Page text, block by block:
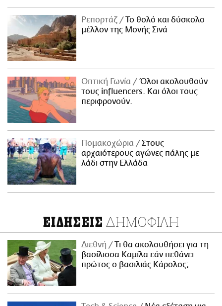
Ρεπορτάζ
Το θολό και δύσκολο
μέλλον της Μονής Σινά
Οπτική Γωνία
Όλοι ακολουθούν
τους influencers. Και όλοι τους
περιφρονούν.
Πομακοχώρια
Στους
αρχαιότερους αγώνες πάλης με
λάδι στην Ελλάδα
ΕΙΔΗΣΕΙΣ ΔΗΜΟΦΙΛΗ
Διεθνή
Τι θα ακολουθήσει για τη
βασίλισσα Καμίλα εάν πεθάνει
πρώτος ο βασιλιάς Κάρολος;